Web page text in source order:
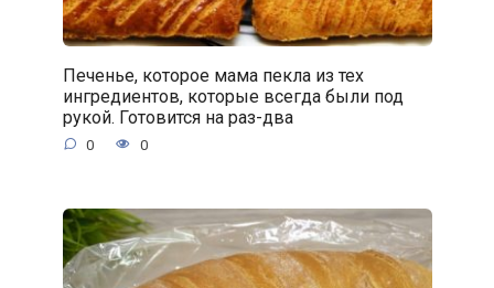
Печенье, которое мама пекла из тех
ингредиентов, которые всегда были под
рукой. Готовится на раз-два
0 0